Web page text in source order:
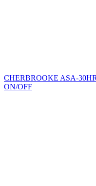
CHERBROOKE ASA-
ON/OFF